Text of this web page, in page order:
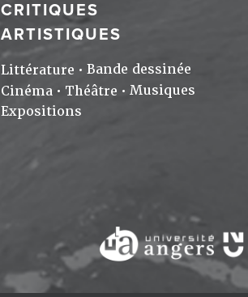
CRITIQUES
ARTISTIQUES
Littérature
Bande dessinée
Cinéma
Théâtre
Musiques
Expositions